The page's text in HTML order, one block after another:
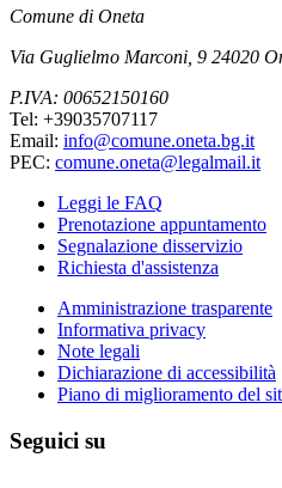
Comune di Oneta
Via Guglielmo Marconi, 9 24020
P.IVA: 00652150160
Tel: +39035707117
Email: info@comune.oneta.bg.it
PEC: comune.oneta@legalmail.it
Leggi le FAQ
Prenotazione appuntamento
Segnalazione disservizio
Richiesta d'assistenza
Amministrazione trasparente
Informativa privacy
Note legali
Dichiarazione di accessibilità
Piano di miglioramento del
Seguici su